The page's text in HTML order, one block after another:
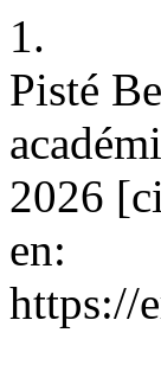
1.
Pisté
2026
en:
https://